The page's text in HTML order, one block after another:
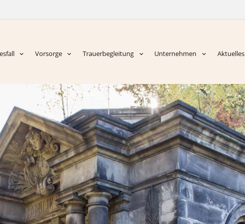
Vorsorge Trauerbegleitung Unternehmen Aktuelles